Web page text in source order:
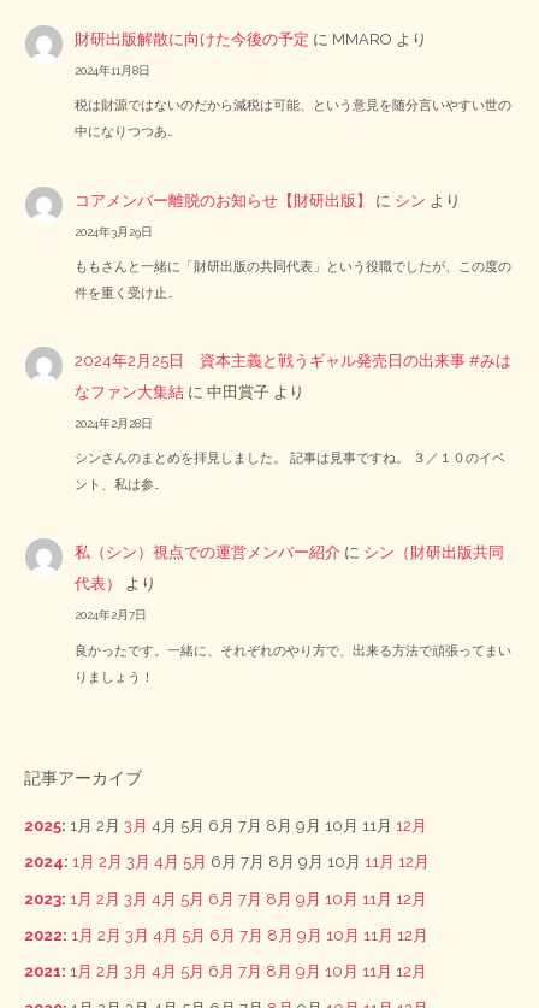
財研出版解散に向けた今後の予定 に MMARO より
2024年11月8日
税は財源ではないのだから減税は可能、という意見を随分言いやすい世の
中になりつつあ…
コアメンバー離脱のお知らせ【財研出版】 に シン より
2024年3月29日
ももさんと一緒に「財研出版の共同代表」という役職でしたが、この度の
件を重く受け止…
2024年2月25日 資本主義と戦うギャル発売日の出来事 #みは
なファン大集結 に中田賞子 より
2024年2月28日
シンさんのまとめを拝見しました。 記事は見事ですね。 ３／１０のイベ
ント、私は参…
私（シン）視点での運営メンバー紹介 に シン（財研出版共同
代表）
より
2024年2月7日
良かったです。一緒に、それぞれのやり方で、出来る方法で頑張ってまい
りましょう！
記事アーカイブ
2025: 1月 2月 3月 4月 5月 6月 7月 8月 9月 10月 11月 12月
2024: 1月 2月 3月 4月 5月 6月 7月 8月 9月 10月 11月 12月
2023: 1月 2月 3月 4月 5月 6月 7月 8月 9月 10月 11月 12月
2022: 1月 2月 3月 4月 5月 6月 7月 8月 9月 10月 11月 12月
2021: 1月 2月 3月 4月 5月 6月 7月 8月 9月 10月 11月 12月